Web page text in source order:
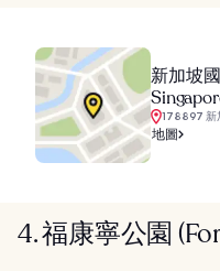
新加坡
178897 新
地圖
4. 福康寧公園